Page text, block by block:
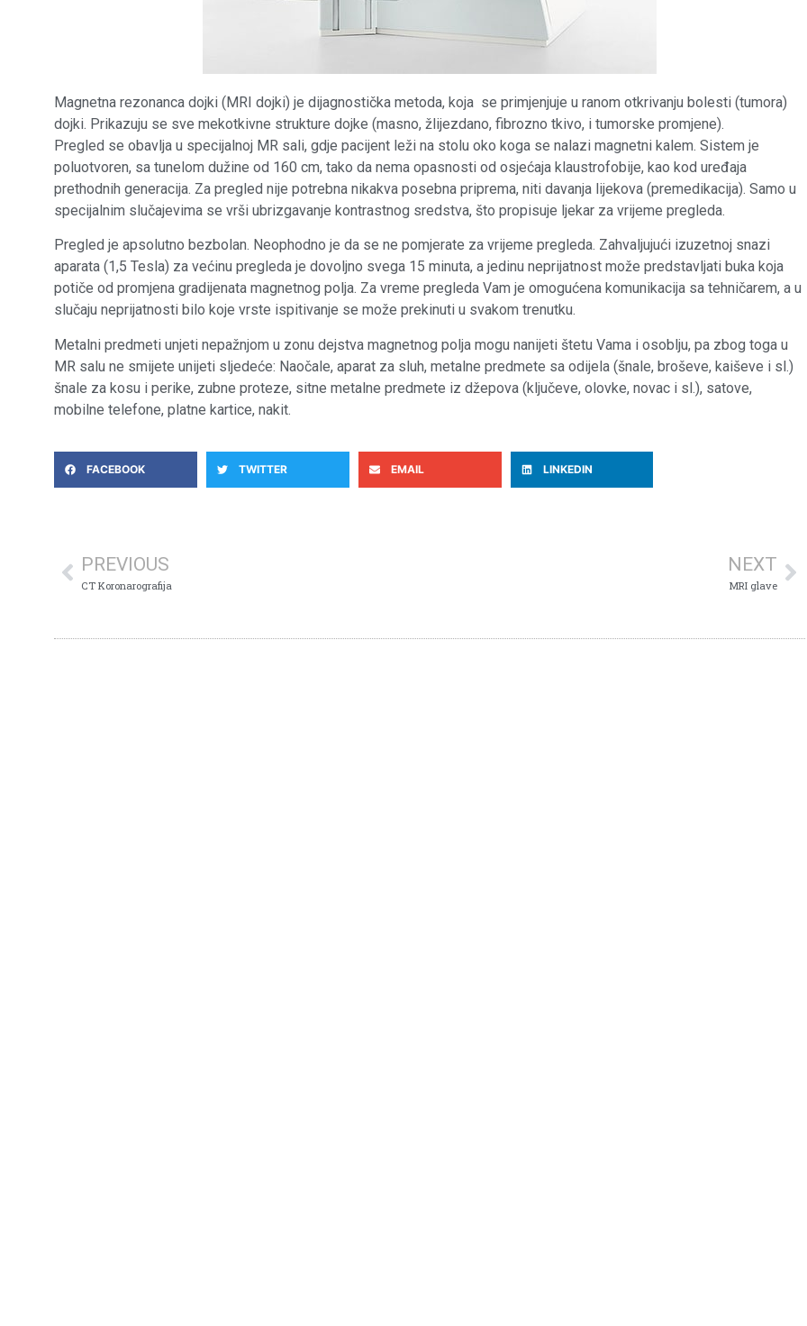
Magnetna rezonanca dojki (MRI dojki) je dijagnostička metoda, koja se primjenjuje u ranom otkrivanju bolesti (tumora)
dojki. Prikazuju se sve mekotkivne strukture dojke (masno, žlijezdano, fibrozno tkivo, i tumorske promjene).
Pregled se obavlja u specijalnoj MR sali, gdje pacijent leži na stolu oko koga se nalazi magnetni kalem. Sistem je
poluotvoren, sa tunelom dužine od 160 cm, tako da nema opasnosti od osjećaja klaustrofobije, kao kod uređaja
prethodnih generacija. Za pregled nije potrebna nikakva posebna priprema, niti davanja lijekova (premedikacija). Samo u
specijalnim slučajevima se vrši ubrizgavanje kontrastnog sredstva, što propisuje ljekar za vrijeme pregleda.
Pregled je apsolutno bezbolan. Neophodno je da se ne pomjerate za vrijeme pregleda. Zahvaljujući izuzetnoj snazi
aparata (1,5 Tesla) za većinu pregleda je dovoljno svega 15 minuta, a jedinu neprijatnost može predstavljati buka koja
potiče od promjena gradijenata magnetnog polja. Za vreme pregleda Vam je omogućena komunikacija sa tehničarem, a u
slučaju neprijatnosti bilo koje vrste ispitivanje se može prekinuti u svakom trenutku.
Metalni predmeti unjeti nepažnjom u zonu dejstva magnetnog polja mogu nanijeti štetu Vama i osoblju, pa zbog toga u
MR salu ne smijete unijeti sljedeće: Naočale, aparat za sluh, metalne predmete sa odijela (šnale, broševe, kaiševe i sl.)
šnale za kosu i perike, zubne proteze, sitne metalne predmete iz džepova (ključeve, olovke, novac i sl.), satove,
mobilne telefone, platne kartice, nakit.
FACEBOOK TWITTER EMAIL LINKEDIN
PREVIOUS
CT Koronarografija
NEXT
MRI glave